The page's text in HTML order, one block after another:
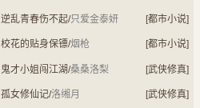
[都市小说]
逆乱青春伤不起/只爱金泰妍
[都市小说]
校花的贴身保镖/烟枪
[武侠修真]
鬼才小姐闯江湖/桑桑洛梨
[武侠修真]
孤女修仙记/洛缃月